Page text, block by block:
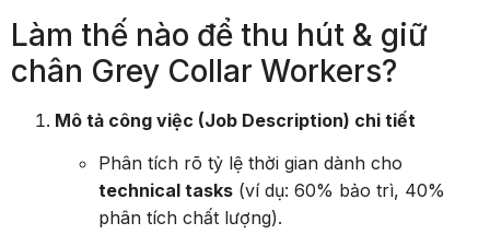
Làm thế nào để thu hút & giữ
chân Grey Collar Workers?
Mô tả công việc (Job Description) chi tiết
Phân tích rõ tỷ lệ thời gian dành cho
technical tasks (ví dụ: 60% bảo trì, 40%
phân tích chất lượng).